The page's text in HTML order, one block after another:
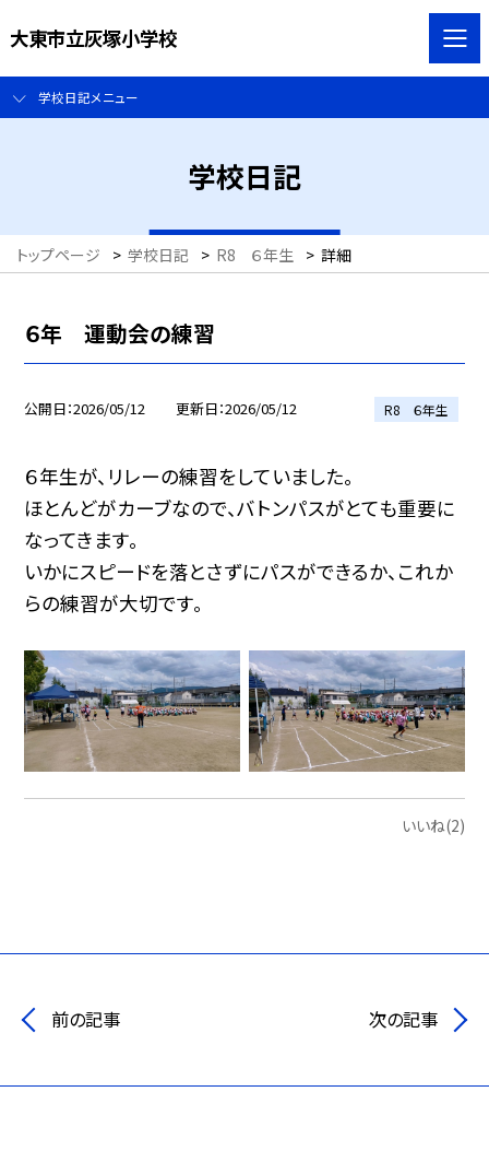
大東市立灰塚小学校
学校日記メニュー
学校日記
トップページ > 学校日記 > R8 ６年生 > 詳細
６年 運動会の練習
公開日 2026/05/12 更新日 2026/05/12 R8 ６年生
６年生が、リレーの練習をしていました。
ほとんどがカーブなので、バトンパスがとても重要に
なってきます。
いかにスピードを落とさずにパスができるか、これか
らの練習が大切です。
いいね(2)
前の記事 次の記事